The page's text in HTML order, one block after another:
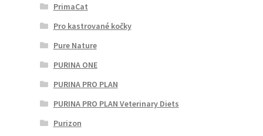
PrimaCat
Pro kastrované kočky
Pure Nature
PURINA ONE
PURINA PRO PLAN
PURINA PRO PLAN Veterinary Diets
Purizon